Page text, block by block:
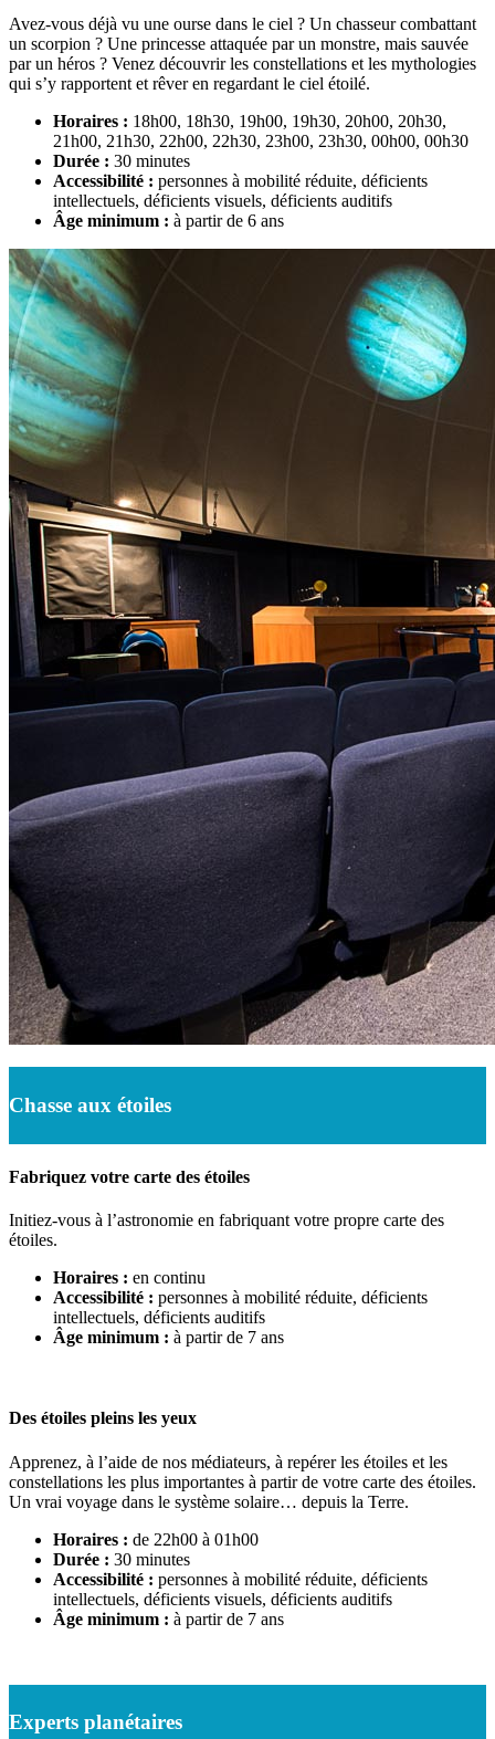
Avez-vous déjà vu une ourse dans le ciel ? Un chasseur combattant
un scorpion ? Une princesse attaquée par un monstre, mais sauvée
par un héros ? Venez découvrir les constellations et les mythologies
qui s’y rapportent et rêver en regardant le ciel étoilé.
Horaires : 18h00, 18h30, 19h00, 19h30, 20h00, 20h30,
21h00, 21h30, 22h00, 22h30, 23h00, 23h30, 00h00, 00h30
Durée : 30 minutes
Accessibilité : personnes à mobilité réduite, déficients
intellectuels, déficients visuels, déficients auditifs
Âge minimum : à partir de 6 ans
Chasse aux étoiles
Fabriquez votre carte des étoiles
Initiez-vous à l’astronomie en fabriquant votre propre carte des
étoiles.
Horaires : en continu
Accessibilité : personnes à mobilité réduite, déficients
intellectuels, déficients auditifs
Âge minimum : à partir de 7 ans
Des étoiles pleins les yeux
Apprenez, à l’aide de nos médiateurs, à repérer les étoiles et les
constellations les plus importantes à partir de votre carte des étoiles.
Un vrai voyage dans le système solaire… depuis la Terre.
Horaires : de 22h00 à 01h00
Durée : 30 minutes
Accessibilité : personnes à mobilité réduite, déficients
intellectuels, déficients visuels, déficients auditifs
Âge minimum : à partir de 7 ans
Experts planétaires